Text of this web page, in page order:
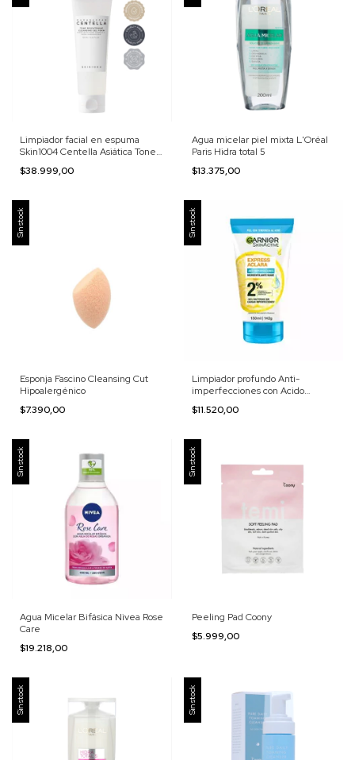
Limpiador facial en espuma
Skin1004 Centella Asiática Tone
$38.999,00
Agua micelar piel mixta L'Oréal
Paris Hidra total 5
$13.375,00
Sin stock
Esponja Fascino Cleansing Cut
Hipoalergénico
$7.390,00
Sin stock
Limpiador profundo Anti-
imperfecciones con Acido
$11.520,00
Sin stock
Agua Micelar Bifásica Nivea Rose
Care
$19.218,00
Sin stock
Peeling Pad Coony
$5.999,00
Sin stock Sin stock